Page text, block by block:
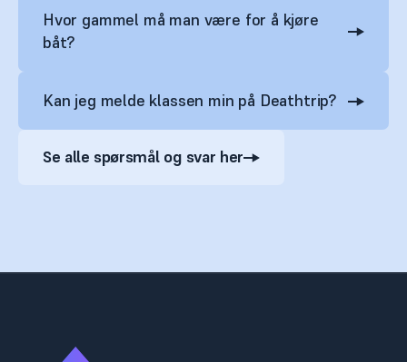
Hvor gammel må man være for å kjøre
båt?
Kan jeg melde klassen min på Deathtrip?
Se alle spørsmål og svar her